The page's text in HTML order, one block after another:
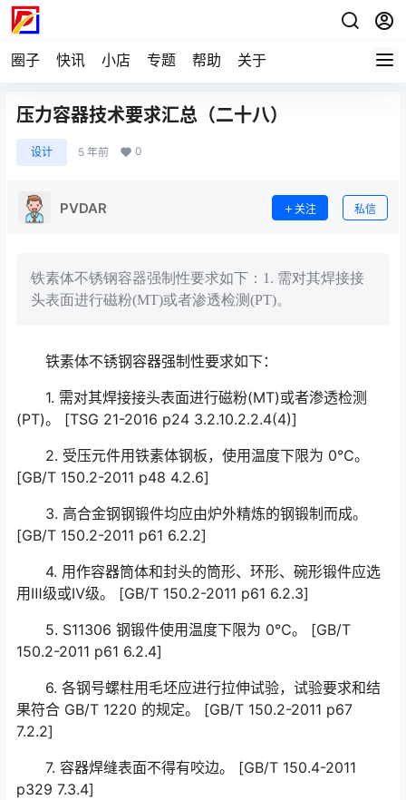
圈子 快讯 小店 专题 帮助 关于
压力容器技术要求汇总（二十八）
设计 5 年前 0
PVDAR 关注 私信
铁素体不锈钢容器强制性要求如下：1. 需对其焊接接
头表面进行磁粉(MT)或者渗透检测(PT)。
铁素体不锈钢容器强制性要求如下：
1. 需对其焊接接头表面进行磁粉(MT)或者渗透检测
(PT)。 [TSG 21-2016 p24 3.2.10.2.2.4(4)]
2. 受压元件用铁素体钢板，使用温度下限为 0℃。
[GB/T 150.2-2011 p48 4.2.6]
3. 高合金钢钢锻件均应由炉外精炼的钢锻制而成。
[GB/T 150.2-2011 p61 6.2.2]
4. 用作容器筒体和封头的筒形、环形、碗形锻件应选
用Ⅲ级或Ⅳ级。 [GB/T 150.2-2011 p61 6.2.3]
5. S11306 钢锻件使用温度下限为 0℃。 [GB/T
150.2-2011 p61 6.2.4]
6. 各钢号螺柱用毛坯应进行拉伸试验，试验要求和结
果符合 GB/T 1220 的规定。 [GB/T 150.2-2011 p67
7.2.2]
7. 容器焊缝表面不得有咬边。 [GB/T 150.4-2011
p329 7.3.4]